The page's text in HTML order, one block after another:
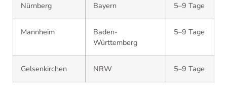
Nürnberg Bayern 5–9 Tage
Mannheim
Baden-
Württemberg
5–9 Tage
Gelsenkirchen NRW 5–9 Tage